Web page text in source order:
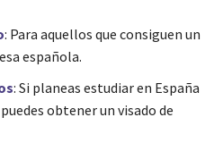
: Para aquellos que consiguen un
española.
: Si planeas estudiar en España
obtener un visado de